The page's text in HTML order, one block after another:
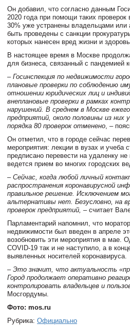
Он добавил, что согласно данным
2020 года при помощи таких
30% уже устранены владельцами или
быть проведены с санкции
которых нанесен вред жизни и
В настоящее время в Москве
для бизнеса, связанный с пандемией
– Госинспекция по недвижимости
плановые проверки по соблюдению
отношении юридических лиц и
внеплановые проверки в рамках
нарушений. В среднем в Москве
предприятий, около половины из них
порядка 80 проверок отменено , –
Он отметил, что в городе сейчас
мероприятия: лекции в вузах и учеба
предписано перевести на удаленку
ведется прием во многих городских
– Сейчас, когда любой личный
распространения коронавирусной
правильное решение. Исключением
альтернативы нет. Безусловно, на
проверок предприятий, – считает
Парламентарий напомнил, что
недвижимости был введен в апреле
возобновить эти мероприятия в мае.
COVID-19 так и не наступило, а в
выявленных носителей коронавируса.
– Это значит, что актуальность
Город продолжает оперативно
контролировать владельцев и
Мосгордумы.
Фото: mos.ru
Рубрика: Официально